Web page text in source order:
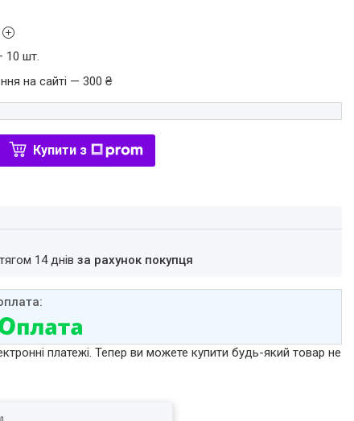
10 шт.
на сайті — 300 ₴
Купити з
14 днівза рахунок покупця
платежі. Тепер ви можете купити будь-який товар не